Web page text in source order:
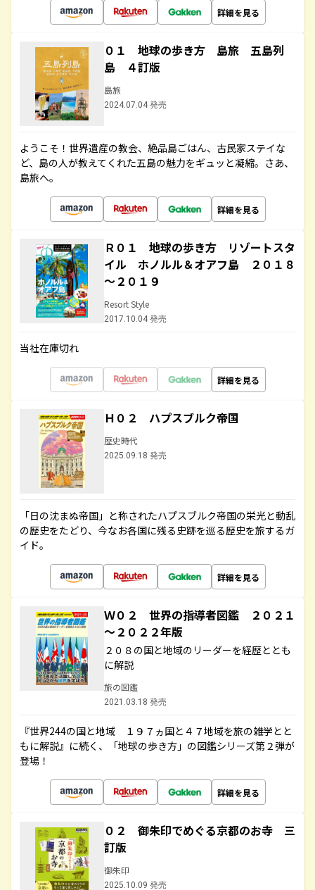
詳細を見る
０１ 地球の歩き方 島旅 五島列
島 ４訂版
島旅
2024.07.04 発売
ようこそ！世界遺産の教会、絶品島ごはん、古民家ステイな
ど、島の人が教えてくれた五島の魅力をギュッと凝縮。さあ、
島旅へ。
詳細を見る
Ｒ０１ 地球の歩き方 リゾートスタ
イル ホノルル＆オアフ島 ２０１８
～２０１９
Resort Style
2017.10.04 発売
当社在庫切れ
詳細を見る
Ｈ０２ ハプスブルク帝国
歴史時代
2025.09.18 発売
「日の沈まぬ帝国」と称されたハプスブルク帝国の栄光と動乱
の歴史をたどり、今なお各国に残る史跡を巡る歴史を旅するガ
イド。
詳細を見る
Ｗ０２ 世界の指導者図鑑 ２０２１
～２０２２年版
２０８の国と地域のリーダーを経歴ととも
に解説
旅の図鑑
2021.03.18 発売
『世界244の国と地域 １９７ヵ国と４７地域を旅の雑学とと
もに解説』に続く、「地球の歩き方」の図鑑シリーズ第２弾が
登場！
詳細を見る
０２ 御朱印でめぐる京都のお寺 三
訂版
御朱印
2025.10.09 発売